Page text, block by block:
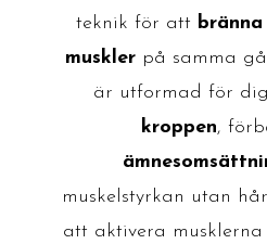
teknik för att
muskler på samma
är utformad för
kroppen,
muskelstyrkan utan
att aktivera